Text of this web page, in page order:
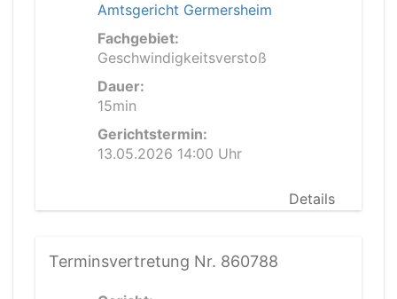
Amtsgericht Germersheim
Fachgebiet:
Geschwindigkeitsverstoß
Dauer:
15min
Gerichtstermin:
13.05.2026 14:00 Uhr
Details
Terminsvertretung Nr. 860788